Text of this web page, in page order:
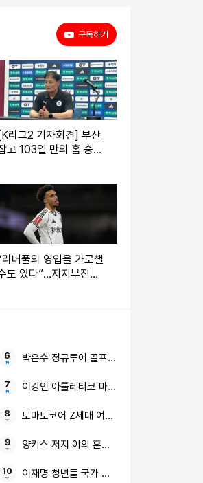
구독하기
[K리그2 기자회견] 부산
고 103일 만의 홈 승
겠다! 새 전술도 준비할
정"
리버풀의 영입을 가로챌
도 있다”…지지부진했
이익
500만 돌파 올해 최단 기록
박은수 정규투어 골프 선수
이강인 아틀레티코 마드리드 감독님과 구단
토마토코어 Z세대 여름 유통가
양키스 저지 야외 훈련 올 시즌 복귀할 것
이재명 청년들 국가 정책